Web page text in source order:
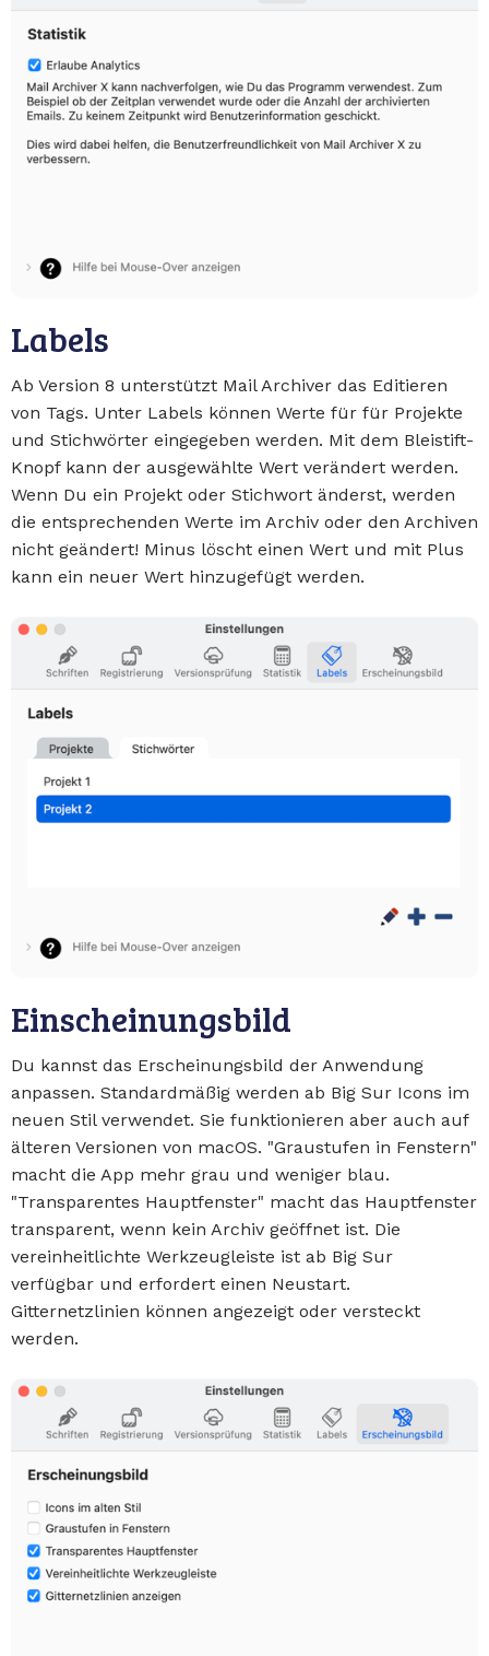
Labels
Ab Version 8 unterstützt Mail Archiver das Editieren
von Tags. Unter Labels können Werte für für Projekte
und Stichwörter eingegeben werden. Mit dem Bleistift-
Knopf kann der ausgewählte Wert verändert werden.
Wenn Du ein Projekt oder Stichwort änderst, werden
die entsprechenden Werte im Archiv oder den Archiven
nicht geändert! Minus löscht einen Wert und mit Plus
kann ein neuer Wert hinzugefügt werden.
Einscheinungsbild
Du kannst das Erscheinungsbild der Anwendung
anpassen. Standardmäßig werden ab Big Sur Icons im
neuen Stil verwendet. Sie funktionieren aber auch auf
älteren Versionen von macOS. "Graustufen in Fenstern"
macht die App mehr grau und weniger blau.
"Transparentes Hauptfenster" macht das Hauptfenster
transparent, wenn kein Archiv geöffnet ist. Die
vereinheitlichte Werkzeugleiste ist ab Big Sur
verfügbar und erfordert einen Neustart.
Gitternetzlinien können angezeigt oder versteckt
werden.